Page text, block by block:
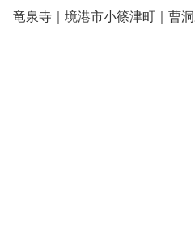
竜泉寺｜境港市小篠津町｜曹洞